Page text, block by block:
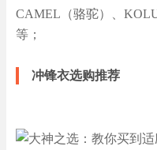
CAMEL（骆驼）、
等；
冲锋衣选购推荐